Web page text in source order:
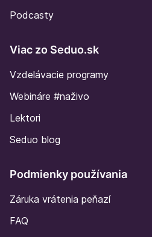
Podcasty
Viac zo Seduo.sk
Vzdelávacie programy
Webináre #naživo
Lektori
Seduo blog
Podmienky používania
Záruka vrátenia peňazí
FAQ